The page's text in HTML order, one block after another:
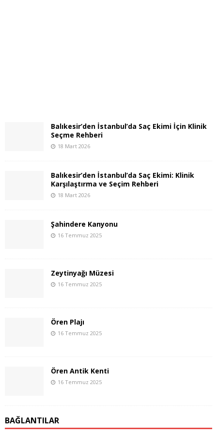
Balıkesir’den İstanbul’da Saç Ekimi İçin Klinik
Seçme Rehberi
18 Mart 2026
Balıkesir’den İstanbul’da Saç Ekimi: Klinik
Karşılaştırma ve Seçim Rehberi
18 Mart 2026
Şahindere Kanyonu
16 Temmuz 2025
Zeytinyağı Müzesi
16 Temmuz 2025
Ören Plajı
16 Temmuz 2025
Ören Antik Kenti
16 Temmuz 2025
BAĞLANTILAR